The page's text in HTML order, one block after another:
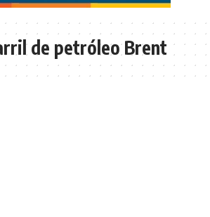
de petróleo Brent